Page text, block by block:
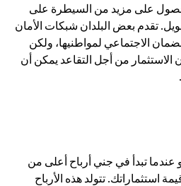
على مزيد من السيطرة على
تقدم بعض البلدان شبكات الأمان
الاجتماعي لمواطنيها، ولكن
الاستثمار من أجل التقاعد يمكن أن
عندما تبدأ في جني أرباح أعلى من
استثماراتك. تتولد هذه الأرباح